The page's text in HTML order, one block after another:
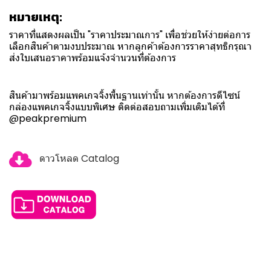
หมายเหตุ:
ราคาที่แสดงผลเป็น "ราคาประมาณการ" เพื่อช่วยให้ง่ายต่อการ
เลือกสินค้าตามงบประมาณ หากลูกค้าต้องการราคาสุทธิกรุณา
ส่งใบเสนอราคาพร้อมแจ้งจำนวนที่ต้องการ
สินค้ามาพร้อมแพคเกจจิ้งพื้นฐานเท่านั้น หากต้องการดีไซน์
กล่องแพคเกจจิ้งแบบพิเศษ ติดต่อสอบถามเพิ่มเติมได้ที่
@peakpremium
ดาวโหลด Catalog